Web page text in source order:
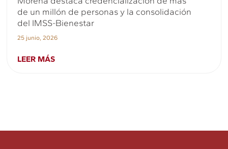
de un millón de personas y la consolidación
del IMSS-Bienestar
25 junio, 2026
LEER MÁS